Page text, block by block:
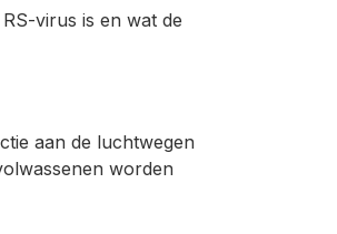
virus is en wat de
aan de luchtwegen
worden